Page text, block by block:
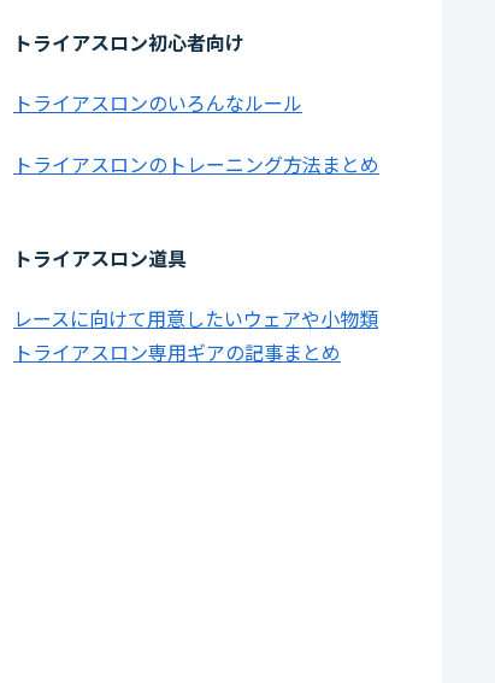
トライアスロン初心者向け
トライアスロンのいろんなルール
トライアスロンのトレーニング方法まとめ
トライアスロン道具
レースに向けて用意したいウェアや小物類
トライアスロン専用ギアの記事まとめ